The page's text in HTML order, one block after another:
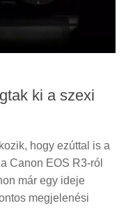
ki a szexi
hogy ezúttal is a
Canon EOS R3-ról
már egy ideje
megjelenési